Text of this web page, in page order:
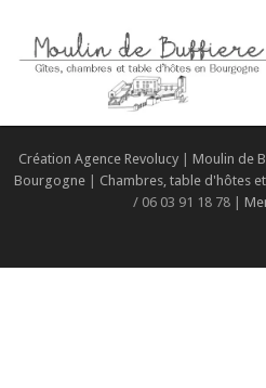
Création Agence Revolucy| Moulin de
Bourgogne| Chambres, table d'hôtes
/ 06 03 91 18 78 |